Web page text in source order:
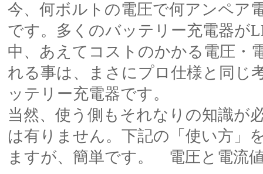
今、何ボルトの電圧で何アンペア
です。多くのバッテリー充電器が
中、あえてコストのかかる電圧・
れる事は、まさにプロ仕様と同じ
ッテリー充電器です。
当然、使う側もそれなりの知識が
は有りません。下記の「使い方」
ますが、簡単です。 電圧と電流